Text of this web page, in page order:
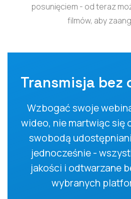
posunięciem - od teraz
filmów, aby
Transmisja bez
Wzbogać swoje
wideo, nie martwiąc się
swobodą
jednocześnie -
jakości i odtwarzane
wybranych